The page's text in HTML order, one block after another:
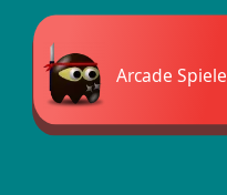
Arcade Spiele